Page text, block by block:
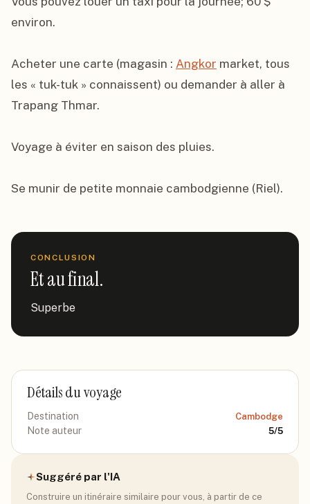
environ.
Acheter une carte (magasin : Angkor market, tous
les « tuk-tuk » connaissent) ou demander à aller à
Trapang Thmar.
Voyage à éviter en saison des pluies.
Se munir de petite monnaie cambodgienne (Riel).
CONCLUSION
Et au final.
Superbe
Détails du voyage
Destination Cambodge
Note auteur 5/5
Suggéré par l'IA
Construire un itinéraire similaire pour vous, à partir de ce